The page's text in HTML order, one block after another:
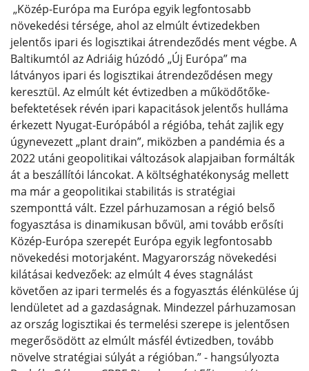
„Közép-Európa ma Európa egyik legfontosabb
növekedési térsége, ahol az elmúlt évtizedekben
jelentős ipari és logisztikai átrendeződés ment végbe. A
Baltikumtól az Adriáig húzódó „Új Európa” ma
látványos ipari és logisztikai átrendeződésen megy
keresztül. Az elmúlt két évtizedben a működőtőke-
befektetések révén ipari kapacitások jelentős hulláma
érkezett Nyugat-Európából a régióba, tehát zajlik egy
úgynevezett „plant drain”, miközben a pandémia és a
2022 utáni geopolitikai változások alapjaiban formálták
át a beszállítói láncokat. A költséghatékonyság mellett
ma már a geopolitikai stabilitás is stratégiai
szemponttá vált. Ezzel párhuzamosan a régió belső
fogyasztása is dinamikusan bővül, ami tovább erősíti
Közép-Európa szerepét Európa egyik legfontosabb
növekedési motorjaként. Magyarország növekedési
kilátásai kedvezőek: az elmúlt 4 éves stagnálást
követően az ipari termelés és a fogyasztás élénkülése új
lendületet ad a gazdaságnak. Mindezzel párhuzamosan
az ország logisztikai és termelési szerepe is jelentősen
megerősödött az elmúlt másfél évtizedben, tovább
növelve stratégiai súlyát a régióban.” - hangsúlyozta